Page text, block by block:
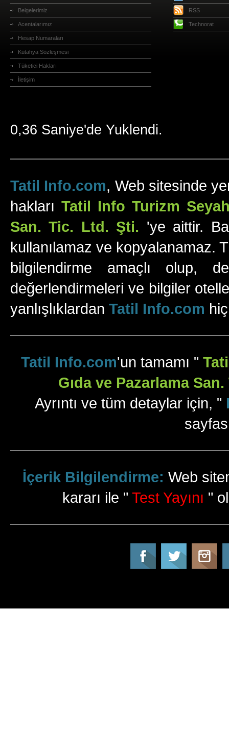
Belgelerimiz
Acentalarımız
Hesap Numaraları
Kütahya Sözleşmesi
Tüketici Hakları
İletişim
RSS
Technorat
0,36 Saniye'de Yuklendi.
Tatil Info.com, Web sitesinde
hakları Tatil Info Turizm
San. Tic. Ltd. Şti. 'ye aittir.
kullanılamaz ve kopyalanamaz.
bilgilendirme amaçlı olup,
değerlendirmeleri ve bilgiler
yanlışlıklardan Tatil Info.com
Tatil Info.com'un tamamı "
Gıda ve Pazarlama
Ayrıntı ve tüm detaylar için, "
İçerik Bilgilendirme: Web
kararı ile " Test Yayını "